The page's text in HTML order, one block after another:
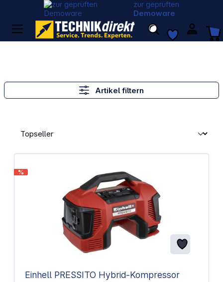
zur geprüften
Demoware
Artikel filtern
%
Einhell PRESSITO Hybrid-Kompressor